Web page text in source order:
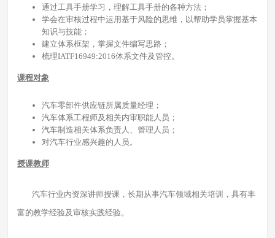
通过工具手册学习，理解工具手册的各种方法；
学会在审核过程中运用基于风险的思维，以帮助学员掌握基本
知识与技能；
建立体系框架，掌握文件编写思路；
梳理IATF16949:2016体系文件及管控。
课程对象
汽车零部件供应链所属质量经理；
汽车体系工程师及相关内审职能人员；
汽车制造相关体系负责人、管理人员；
对汽车行业感兴趣的人员。
授课教师
汽车行业内资深讲师授课，长期从事汽车领域相关培训，具有丰
富的教学经验及审核实践经验。